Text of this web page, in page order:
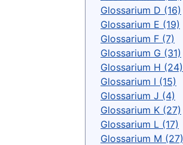
Glossarium D (16)
Glossarium E (19)
Glossarium F (7)
Glossarium G (31)
Glossarium H (24)
Glossarium I (15)
Glossarium J (4)
Glossarium K (27)
Glossarium L (17)
Glossarium M (27)